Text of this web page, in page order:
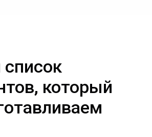
который